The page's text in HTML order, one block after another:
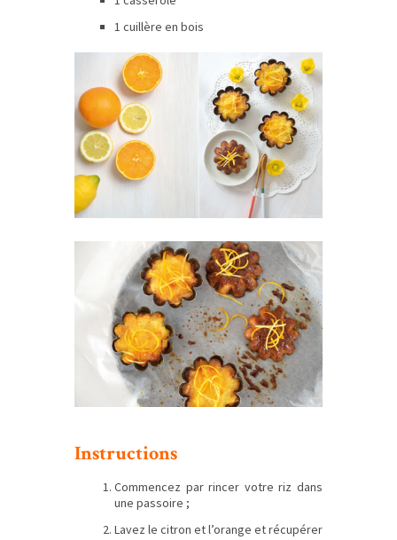
1 cuillère en bois
Instructions
Commencez par rincer votre riz dans
une passoire ;
Lavez le citron et l’orange et récupérer